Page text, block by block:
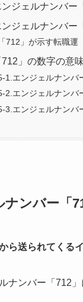
ンジェルナンバー
ンジェルナンバー
「712」が示す転職運
712」の数字の意味
1.エンジェルナンバ
2.エンジェルナンバ
3.エンジェルナンバ
ナンバー「
ら送られてくる
ナンバー「712